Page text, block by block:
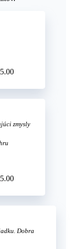
zmysly
Dobra